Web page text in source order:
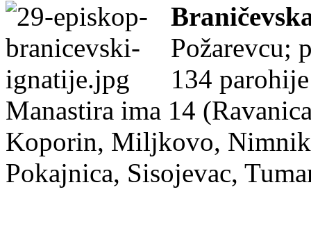
Požarevcu;
134
Manastira ima 14
Koporin, Miljkovo,
Pokajnica, Sisojevac,